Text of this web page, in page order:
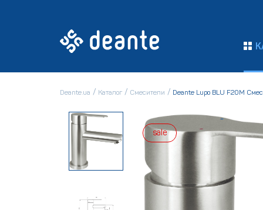
Deante.ua Каталог Смесители Deante Lupo BLU F20M
sale